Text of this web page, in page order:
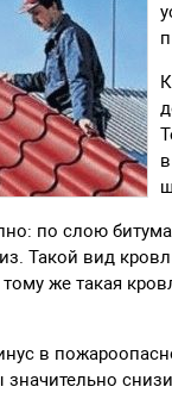
по слою
Такой вид
же такая
в